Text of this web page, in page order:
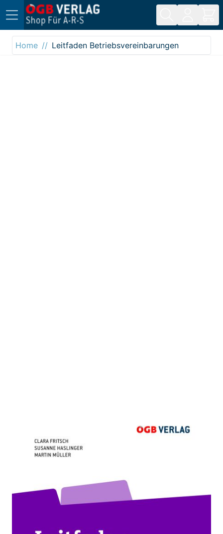
Direkt zum Inhalt
Home
Leitfaden Betriebsvereinbarungen
Leitfaden Betriebsvereinbarungen
Zur Wunschliste hinzufügen
Susanne Haslinger
Buch + e-book